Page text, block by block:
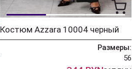
Костюм Azzara 10004 черный
Размеры:
56